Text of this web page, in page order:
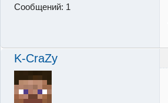
Сообщений: 1
K-CraZy